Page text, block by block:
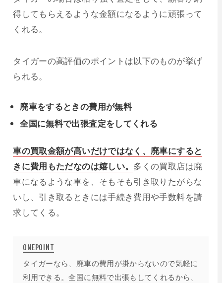
得してもらえるような金額になるように頑張って
くれる。
タイガーの高評価のポイントは以下のものが挙げ
られる。
廃車をするときの費用が無料
全国に無料で出張査定をしてくれる
車の買取金額が高いだけではなく、廃車にすると
きに費用もただなのは嬉しい。 多くの買取店は廃
車になるような車を、そもそも引き取りたがらな
いし、引き取るときには手続き費用や手数料を請
求してくる。
タイガーなら、廃車の費用が掛からないので気軽に
利用できる。全国に無料で出張もしてくれるから、